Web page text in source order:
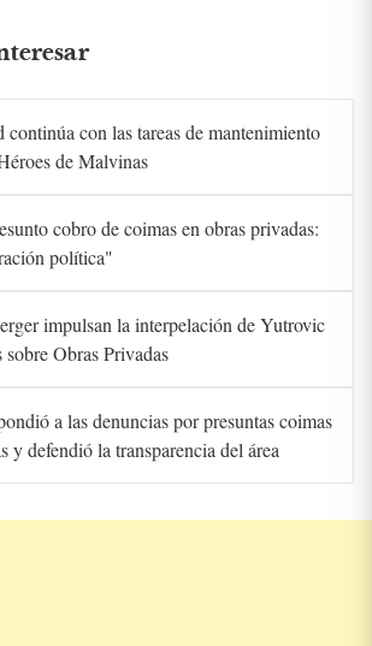
con las tareas de mantenimiento
de Malvinas
cobro de coimas en obras privadas:
política"
impulsan la interpelación de Yutrovic
sobre Obras Privadas
a las denuncias por presuntas coimas
y defendió la transparencia del área